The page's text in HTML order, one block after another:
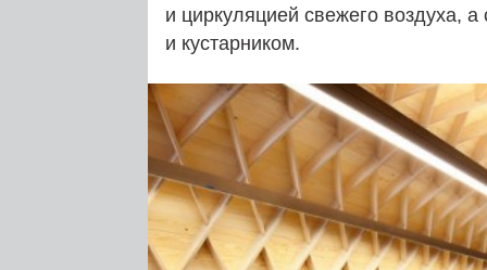
и циркуляцией свежего воздуха,
и кустарником.